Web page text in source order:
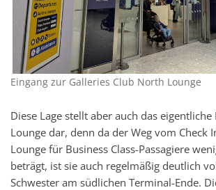
Eingang zur Galleries Club North Lounge
Diese Lage stellt aber auch das
Lounge dar, denn da der Weg vom Check
Lounge für Business Class-Passagiere
beträgt, ist sie auch regelmäßig deutlich
Schwester am südlichen Terminal-Ende.